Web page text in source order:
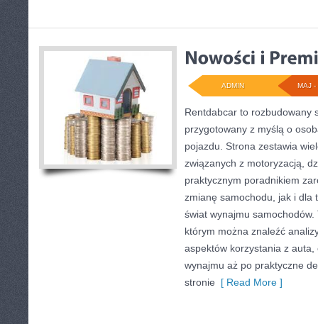
MAJ -
ADMIN
Rentdabcar to rozbudowany
przygotowany z myślą o
pojazdu. Strona zestawia
związanych z motoryzacją,
praktycznym poradnikiem
zmianę samochodu, jak i dla
świat wynajmu
którym można znaleźć
aspektów korzystania z
wynajmu aż po praktyczne
stronie [ Read More ]